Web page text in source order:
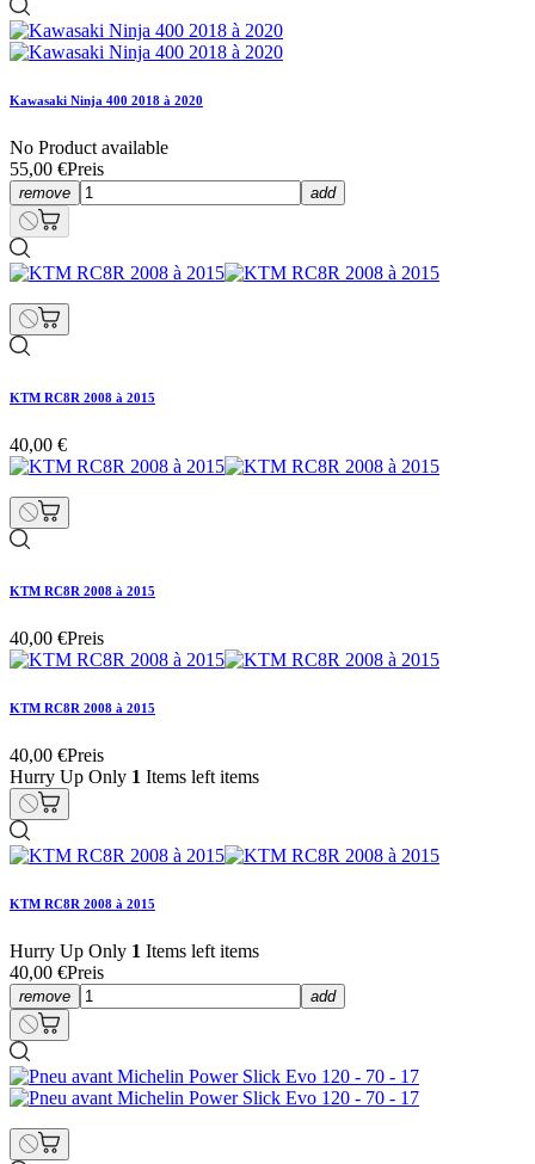
Kawasaki Ninja 400 2018 à 2020
No Product available
55,00 €Preis
remove add
KTM RC8R 2008 à 2015
40,00 €
KTM RC8R 2008 à 2015
40,00 €Preis
KTM RC8R 2008 à 2015
40,00 €Preis
Hurry Up Only 1 Items left items
KTM RC8R 2008 à 2015
Hurry Up Only 1 Items left items
40,00 €Preis
remove add